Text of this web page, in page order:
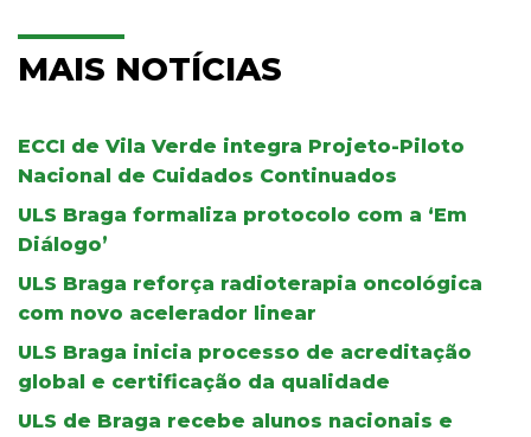
MAIS NOTÍCIAS
ECCI de Vila Verde integra Projeto-Piloto
Nacional de Cuidados Continuados
ULS Braga formaliza protocolo com a ‘Em
Diálogo’
ULS Braga reforça radioterapia oncológica
com novo acelerador linear
ULS Braga inicia processo de acreditação
global e certificação da qualidade
ULS de Braga recebe alunos nacionais e